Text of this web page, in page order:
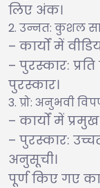
लिए अंक।
उन्नत: कुशल
– कार्यों में
– पुरस्कार:
पुरस्कार।
प्रो: अनुभवी
– कार्यों में
– पुरस्कार:
अनुसूची।
पूर्ण किए गए